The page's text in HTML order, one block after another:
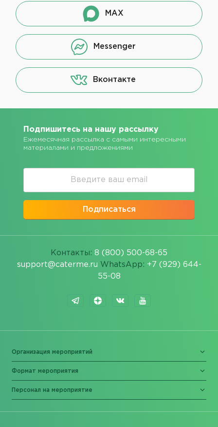
MAX
Messenger
Вконтакте
Подпишитесь на нашу рассылку
Ежемесячная рассылка с самыми интересными
материалами и предложениями
Подписаться
Контакты: 8 (800) 500-68-65
support@caterme.ru WhatsApp: +7 (929) 644-
55-08
Организация мероприятий
Формат мероприятия
Персонал на мероприятие